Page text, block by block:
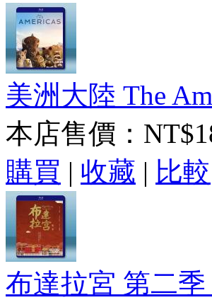
美洲大陸 The
本店售價：
購買 | 收藏 | 比較
布達拉宮 第二季